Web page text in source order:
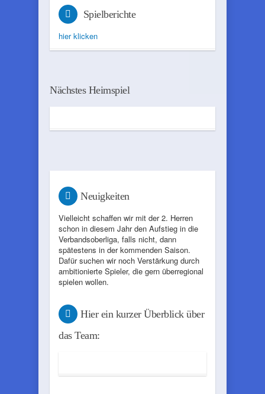
Spielberichte
hier klicken
Nächstes Heimspiel
Neuigkeiten
Vielleicht schaffen wir mit der 2. Herren
schon in diesem Jahr den Aufstieg in die
Verbandsoberliga, falls nicht, dann
spätestens in der kommenden Saison.
Dafür suchen wir noch Verstärkung durch
ambitionierte Spieler, die gern überregional
spielen wollen.
Hier ein kurzer Überblick über
das Team: